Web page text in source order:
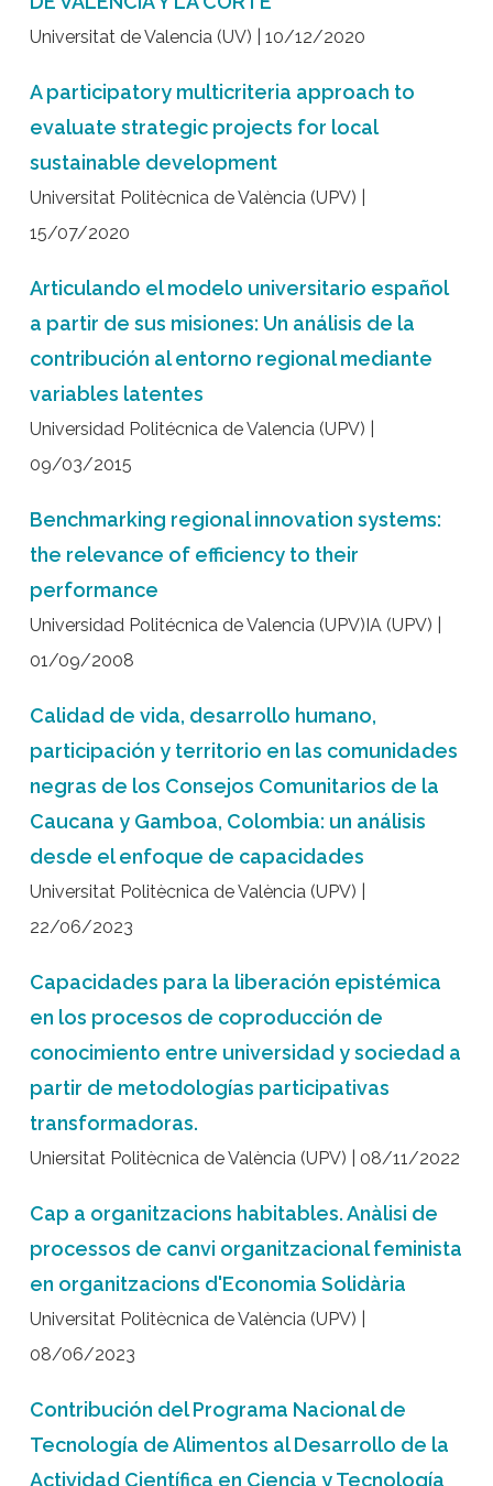
Universitat de Valencia (UV) | 10/12/2020
A participatory multicriteria approach to
evaluate strategic projects for local
sustainable development
Universitat Politècnica de València (UPV) |
15/07/2020
Articulando el modelo universitario español
a partir de sus misiones: Un análisis de la
contribución al entorno regional mediante
variables latentes
Universidad Politécnica de Valencia (UPV) |
09/03/2015
Benchmarking regional innovation systems:
the relevance of efficiency to their
performance
Universidad Politécnica de Valencia (UPV)IA (UPV) |
01/09/2008
Calidad de vida, desarrollo humano,
participación y territorio en las comunidades
negras de los Consejos Comunitarios de la
Caucana y Gamboa, Colombia: un análisis
desde el enfoque de capacidades
Universitat Politècnica de València (UPV) |
22/06/2023
Capacidades para la liberación epistémica
en los procesos de coproducción de
conocimiento entre universidad y sociedad a
partir de metodologías participativas
transformadoras.
Uniersitat Politècnica de València (UPV) | 08/11/2022
Cap a organitzacions habitables. Anàlisi de
processos de canvi organitzacional feminista
en organitzacions d'Economia Solidària
Universitat Politècnica de València (UPV) |
08/06/2023
Contribución del Programa Nacional de
Tecnología de Alimentos al Desarrollo de la
Actividad Científica en Ciencia y Tecnología